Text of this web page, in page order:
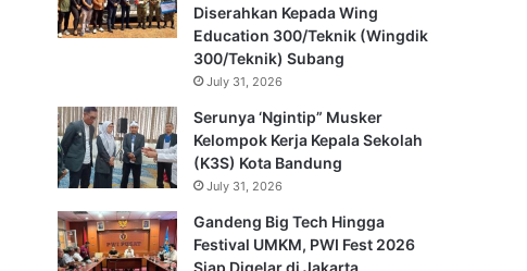
Diserahkan Kepada Wing
Education 300/Teknik (Wingdik
300/Teknik) Subang
July 31, 2026
Serunya ‘Ngintip” Musker
Kelompok Kerja Kepala Sekolah
(K3S) Kota Bandung
July 31, 2026
Gandeng Big Tech Hingga
Festival UMKM, PWI Fest 2026
Siap Digelar di Jakarta